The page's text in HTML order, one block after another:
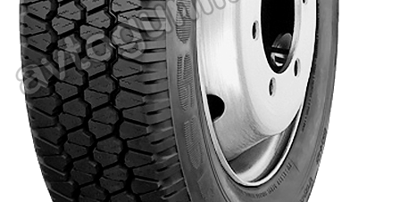
Баланс на автомобилните гуми